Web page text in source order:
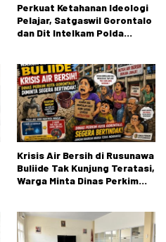
Perkuat Ketahanan Ideologi
Pelajar, Satgaswil Gorontalo
dan Dit Intelkam Polda
Negeri 1 Kabila
Krisis Air Bersih di Rusunawa
Buliide Tak Kunjung Teratasi,
Warga Minta Dinas Perkim